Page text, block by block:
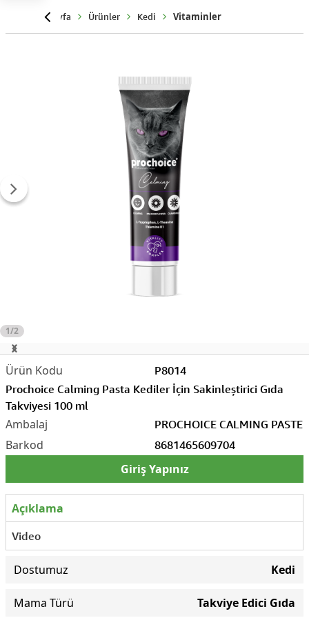
Anasayfa Ürünler Kedi Vitaminler
1/2
P8014
PROCHOICE CALMING PASTE
Prochoice Calming Pasta Kediler İçin Sakinleştirici Gıda
Takviyesi 100 ml
8681465609704
Giriş Yapınız
Açıklama
Video
Dostumuz Kedi
Mama Türü Takviye Edici Gıda